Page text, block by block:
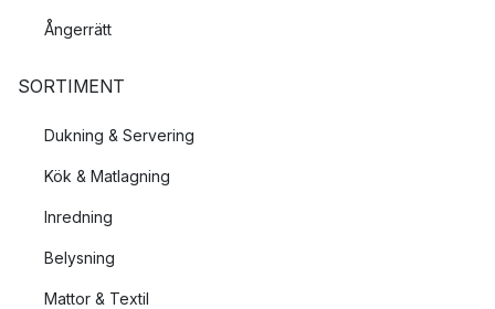
Ångerrätt
SORTIMENT
Dukning & Servering
Kök & Matlagning
Inredning
Belysning
Mattor & Textil